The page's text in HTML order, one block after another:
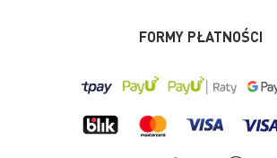
FORMY PŁATNOŚCI